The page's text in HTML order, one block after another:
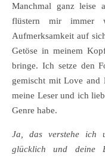
Manchmal ganz leise
flüstern mir immer
Aufmerksamkeit auf
Getöse in meinem
bringe. Ich setze den
gemischt mit Love and
meine Leser und ich
Genre habe.
Ja, das verstehe ich
glücklich und deine